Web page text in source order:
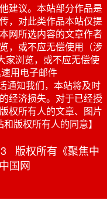
建议。本站部分作品是
，对此类作品本站仅提
网所选内容的文章作者
，或不应无偿使用（涉
家浏览，或不应无偿使
用电子邮件
通知我们，本站将及时
经济损失。对于已经授
权所有人的文章、图片
版权所有人的同意】
版权所有《聚焦中
国网